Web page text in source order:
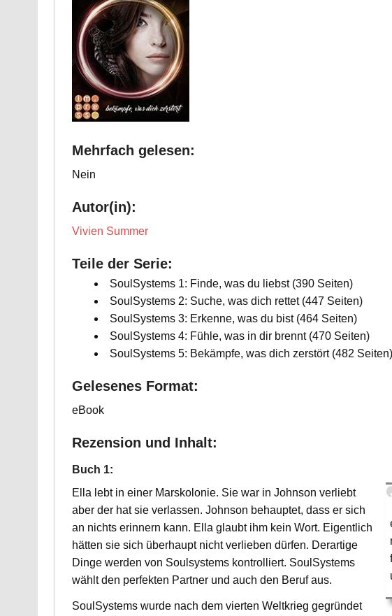
Mehrfach gelesen:
Nein
Autor(in):
Vivien Summer
Teile der Serie:
SoulSystems 1: Finde, was du liebst (390 Seiten)
SoulSystems 2: Suche, was dich rettet (447 Seiten)
SoulSystems 3: Erkenne, was du bist (464 Seiten)
SoulSystems 4: Fühle, was in dir brennt (470 Seiten)
SoulSystems 5: Bekämpfe, was dich zerstört (482 Seiten)
Gelesenes Format:
eBook
Rezension und Inhalt:
Buch 1:
Ella lebt in einer Marskolonie. Sie war in Johnson verliebt
aber der hat sie verlassen. Johnson behauptet, dass er sich
an nichts erinnern kann. Ella glaubt ihm kein Wort. Eigentlich
hätten sie sich überhaupt nicht verlieben dürfen. Derartige
Dinge werden von Soulsystems kontrolliert. SoulSystems
wählt den perfekten Partner und auch den Beruf aus.
SoulSystems wurde nach dem vierten Weltkrieg gegründet